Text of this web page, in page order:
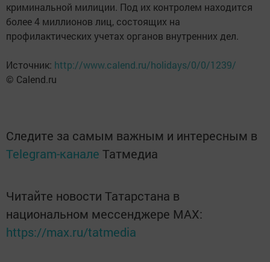
криминальной милиции. Под их контролем находится
более 4 миллионов лиц, состоящих на
профилактических учетах органов внутренних дел.
Источник: http://www.calend.ru/holidays/0/0/1239/
© Calend.ru
Следите за самым важным и интересным в
Telegram-канале Татмедиа
Читайте новости Татарстана в
национальном мессенджере MАХ:
https://max.ru/tatmedia